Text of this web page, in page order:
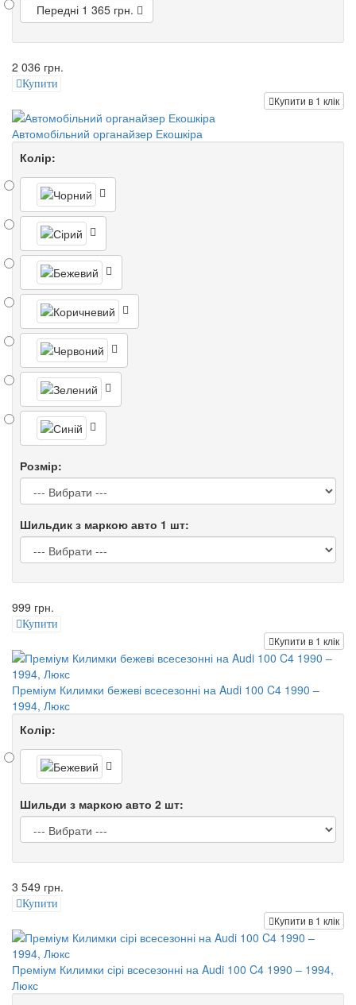
Передні 1 365 грн.
2 036 грн.
Купити
Купити в 1 клік
Автомобільний органайзер Екошкіра
Колір:
Розмір:
Шильдик з маркою авто 1 шт:
999 грн.
Купити
Купити в 1 клік
Преміум Килимки бежеві всесезонні на Audi 100 C4 1990 –
1994, Люкс
Колір:
Шильди з маркою авто 2 шт:
3 549 грн.
Купити
Купити в 1 клік
Преміум Килимки сірі всесезонні на Audi 100 C4 1990 – 1994,
Люкс